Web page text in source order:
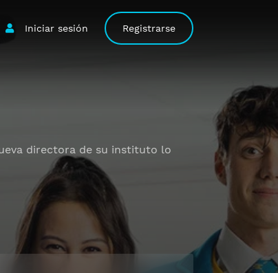
Iniciar sesión Registrarse
directora de su instituto lo